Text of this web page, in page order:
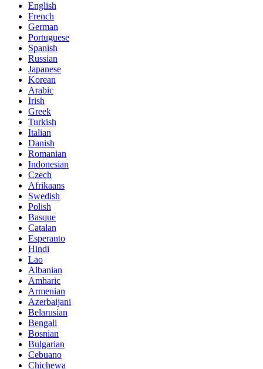
English
French
German
Portuguese
Spanish
Russian
Japanese
Korean
Arabic
Irish
Greek
Turkish
Italian
Danish
Romanian
Indonesian
Czech
Afrikaans
Swedish
Polish
Basque
Catalan
Esperanto
Hindi
Lao
Albanian
Amharic
Armenian
Azerbaijani
Belarusian
Bengali
Bosnian
Bulgarian
Cebuano
Chichewa